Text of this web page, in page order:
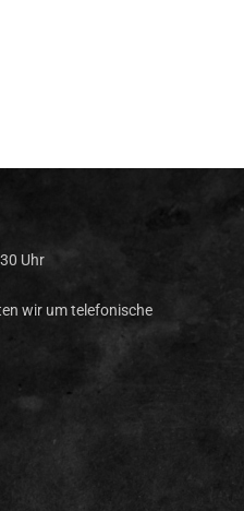
Uhr
wir um telefonische